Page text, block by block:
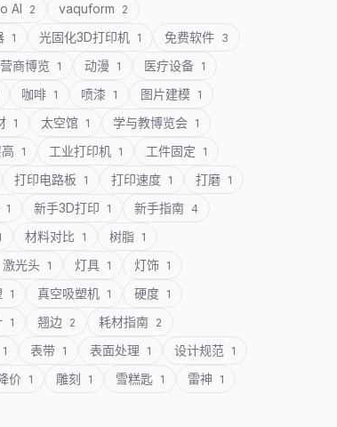
AI 2 vaquform 2
1 光固化3D打印机 1 免费软件 3
商博览 1 动漫 1 医疗设备 1
咖啡 1 喷漆 1 图片建模 1
1 太空馆 1 学与教博览会 1
1 工业打印机 1 工件固定 1
打印电路板 1 打印速度 1 打磨 1
1 新手3D打印 1 新手指南 4
材料对比 1 树脂 1
激光头 1 灯具 1 灯饰 1
1 真空吸塑机 1 硬度 1
1 翘边 2 耗材指南 2
1 表带 1 表面处理 1 设计规范 1
价 1 雕刻 1 雪糕匙 1 雷神 1